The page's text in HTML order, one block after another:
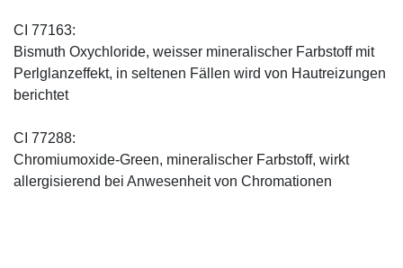
CI 77163:
Bismuth Oxychloride, weisser mineralischer Farbstoff mit
Perlglanzeffekt, in seltenen Fällen wird von Hautreizungen
berichtet
CI 77288:
Chromiumoxide-Green, mineralischer ­Farbstoff, wirkt
allergisierend bei Anwesenheit von Chromationen